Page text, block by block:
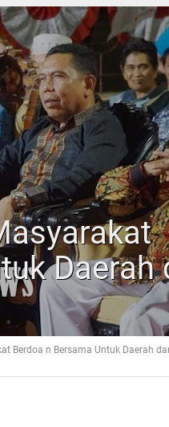
Daerah
Berdoa n Bersama Untuk Daerah